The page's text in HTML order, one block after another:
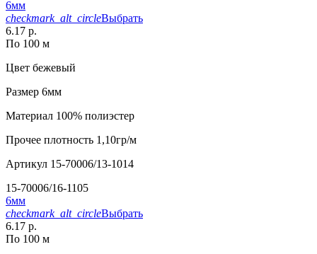
6мм
checkmark_alt_circleВыбрать
6.17 р.
По 100 м
Цвет бежевый
Размер 6мм
Материал 100% полиэстер
Прочее плотность 1,10гр/м
Артикул 15-70006/13-1014
15-70006/16-1105
6мм
checkmark_alt_circleВыбрать
6.17 р.
По 100 м